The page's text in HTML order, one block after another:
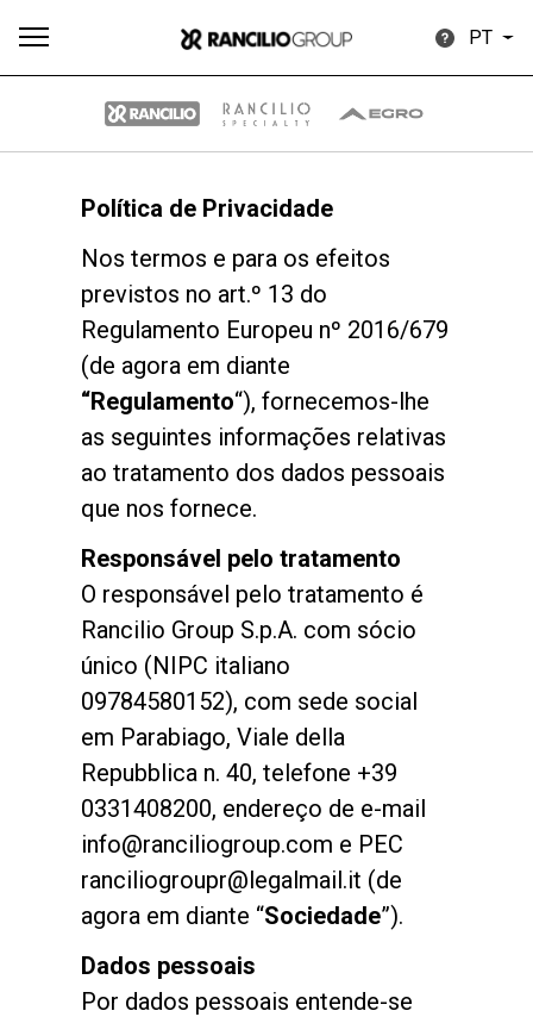
PT
Política de Privacidade
Nos termos e para os efeitos
previstos no art.º 13 do
Regulamento Europeu nº 2016/679
(de agora em diante
“Regulamento“), fornecemos-lhe
as seguintes informações relativas
ao tratamento dos dados pessoais
que nos fornece.
Responsável pelo tratamento
O responsável pelo tratamento é
Rancilio Group S.p.A. com sócio
único (NIPC italiano
09784580152), com sede social
em Parabiago, Viale della
Repubblica n. 40, telefone +39
0331408200, endereço de e-mail
info@ranciliogroup.com e PEC
ranciliogroupr@legalmail.it (de
agora em diante “Sociedade”).
Dados pessoais
Por dados pessoais entende-se
Our brands
Group
Notícias
História
Nossos laboratórios
Sustentabilidade
Connect
Contacte-nos